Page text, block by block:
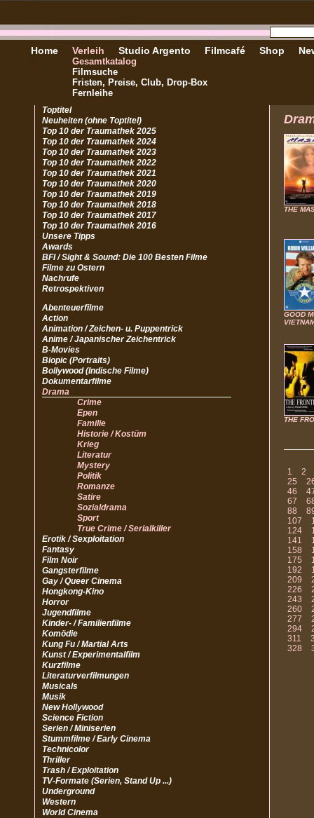
Home Verleih
Gesamtkatalog
Filmsuche
Fristen, Preise, Club, Drop-Box
Fernleihe
Studio Argento Filmcafé Shop
Toptitel
Neuheiten (ohne Toptitel)
Top 10 der Traumathek 2025
Top 10 der Traumathek 2024
Top 10 der Traumathek 2023
Top 10 der Traumathek 2022
Top 10 der Traumathek 2021
Top 10 der Traumathek 2020
Top 10 der Traumathek 2019
Top 10 der Traumathek 2018
Top 10 der Traumathek 2017
Top 10 der Traumathek 2016
Unsere Tipps
Awards
BFI / Sight & Sound: Die 100 Besten Filme
Filme zu Ostern
Nachrufe
Retrospektiven
Abenteuerfilme
Action
Animation / Zeichen- u. Puppentrick
Anime / Japanischer Zeichentrick
B-Movies
Biopic (Portraits)
Bollywood (Indische Filme)
Dokumentarfilme
Drama
Crime
Epen
Familie
Historie / Kostüm
Krieg
Literatur
Mystery
Politik
Romanze
Satire
Sozialdrama
Sport
True Crime / Serialkiller
Erotik / Sexploitation
Fantasy
Film Noir
Gangsterfilme
Gay / Queer Cinema
Hongkong-Kino
Horror
Jugendfilme
Kinder- / Familienfilme
Komödie
Kung Fu / Martial Arts
Kunst / Experimentalfilm
Kurzfilme
Literaturverfilmungen
Musicals
Musik
New Hollywood
Science Fiction
Serien / Miniserien
Stummfilme / Early Cinema
Technicolor
Thriller
Trash / Exploitation
TV-Formate (Serien, Stand Up ...)
Underground
Western
World Cinema
THE
GOOD
THE
1
2
25
46
67
88
107
124
141
158
175
192
209
226
243
260
277
294
311
328